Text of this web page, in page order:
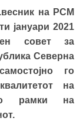
на РСМ
јануари 2021
совет за
Северна
го
на
рамки на